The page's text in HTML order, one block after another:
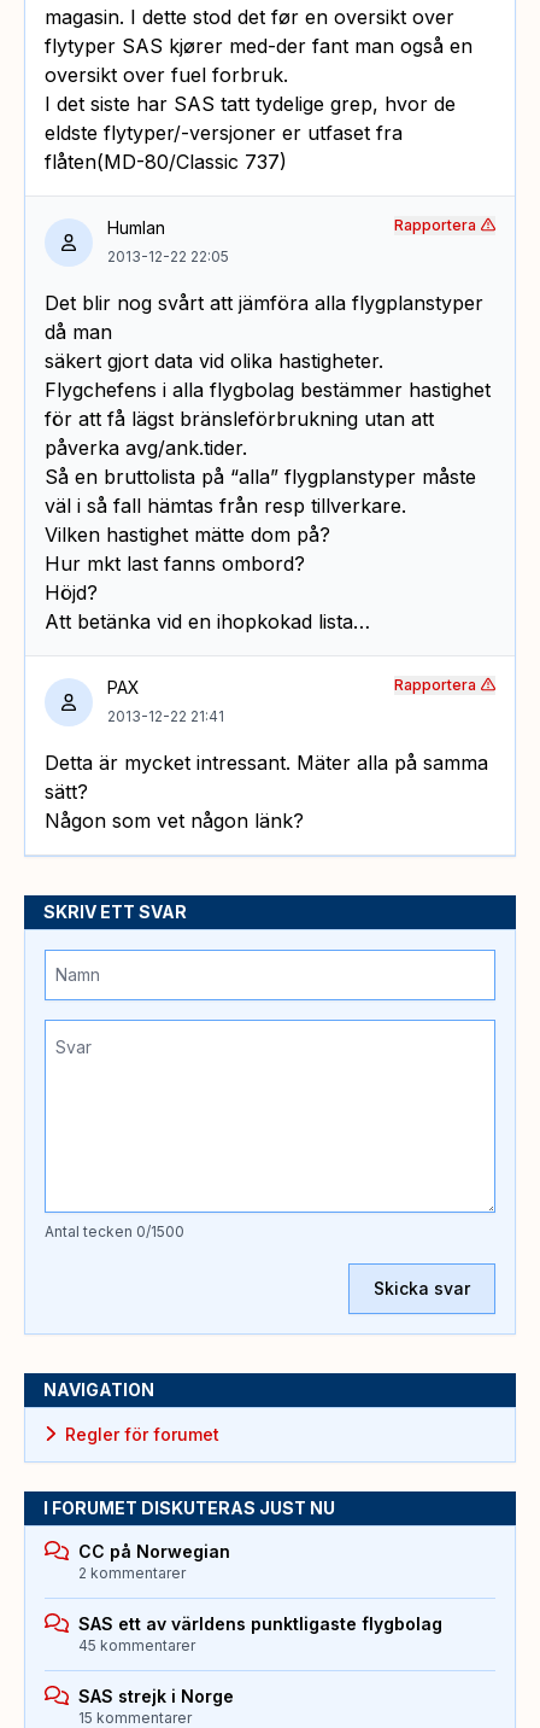
magasin. I dette stod det før en oversikt over
flytyper SAS kjører med-der fant man også en
oversikt over fuel forbruk.
I det siste har SAS tatt tydelige grep, hvor de
eldste flytyper/-versjoner er utfaset fra
flåten(MD-80/Classic 737)
Humlan
2013-12-22 22:05
Det blir nog svårt att jämföra alla flygplanstyper
då man
säkert gjort data vid olika hastigheter.
Flygchefens i alla flygbolag bestämmer hastighet
för att få lägst bränsleförbrukning utan att
påverka avg/ank.tider.
Så en bruttolista på “alla” flygplanstyper måste
väl i så fall hämtas från resp tillverkare.
Vilken hastighet mätte dom på?
Hur mkt last fanns ombord?
Höjd?
Att betänka vid en ihopkokad lista…
Rapportera
PAX
2013-12-22 21:41
Detta är mycket intressant. Mäter alla på samma
sätt?
Någon som vet någon länk?
Rapportera
SKRIV ETT SVAR
Antal tecken 0/1500
Skicka svar
NAVIGATION
Regler för forumet
I FORUMET DISKUTERAS JUST NU
CC på Norwegian
2 kommentarer
SAS ett av världens punktligaste flygbolag
45 kommentarer
SAS strejk i Norge
15 kommentarer